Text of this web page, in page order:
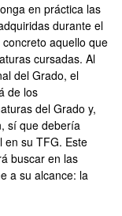
en práctica las
durante el
aquello que
cursadas. Al
del Grado, el
de los
del Grado y,
sí que debería
en su TFG. Este
buscar en las
a su alcance: la